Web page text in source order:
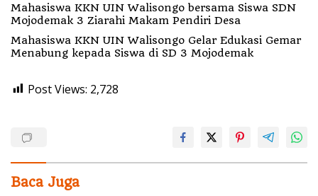
Mahasiswa KKN UIN Walisongo bersama Siswa SDN
Mojodemak 3 Ziarahi Makam Pendiri Desa
Mahasiswa KKN UIN Walisongo Gelar Edukasi Gemar
Menabung kepada Siswa di SD 3 Mojodemak
Post Views: 2,728
Baca Juga